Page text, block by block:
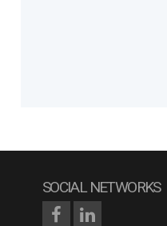
SOCIAL NETWORKS